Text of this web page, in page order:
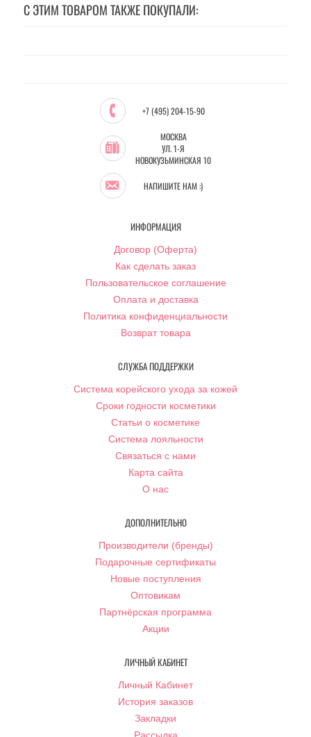
С ЭТИМ ТОВАРОМ ТАКЖЕ ПОКУПАЛИ:
+7 (495) 204-15-90
МОСКВА
УЛ. 1-Я
НОВОКУЗЬМИНСКАЯ 10
НАПИШИТЕ НАМ :)
ИНФОРМАЦИЯ
Договор (Оферта)
Как сделать заказ
Пользовательское соглашение
Оплата и доставка
Политика конфиденциальности
Возврат товара
СЛУЖБА ПОДДЕРЖКИ
Система корейского ухода за кожей
Сроки годности косметики
Статьи о косметике
Система лояльности
Связаться с нами
Карта сайта
О нас
ДОПОЛНИТЕЛЬНО
Производители (бренды)
Подарочные сертификаты
Новые поступления
Оптовикам
Партнёрская программа
Акции
ЛИЧНЫЙ КАБИНЕТ
Личный Кабинет
История заказов
Закладки